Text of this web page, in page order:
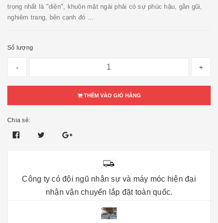
trọng nhất là "diện", khuôn mặt ngài phải có sự phúc hậu, gần gũi,
nghiêm trang, bên cạnh đó ...
Số lượng
- +
THÊM VÀO GIỎ HÀNG
Chia sẻ:
Công ty có đội ngũ nhân sự và máy móc hiện đại
nhận vận chuyển lắp đặt toàn quốc.